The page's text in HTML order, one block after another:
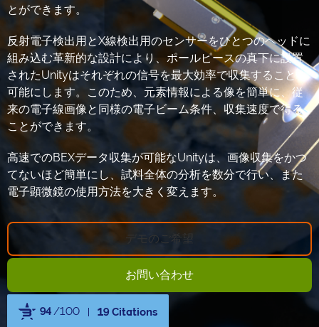
とができます。
反射電子検出用とX線検出用のセンサーをひとつのヘッドに
組み込む革新的な設計により、ポールピースの真下に設置
されたUnityはそれぞれの信号を最大効率で収集することを
可能にします。このため、元素情報による像を簡単に、従
来の電子線画像と同様の電子ビーム条件、収集速度で得る
ことができます。
高速でのBEXデータ収集が可能なUnityは、画像収集をかつ
てないほど簡単にし、試料全体の分析を数分で行い、また
電子顕微鏡の使用方法を大きく変えます。
デモのご希望
お問い合わせ
94/100 19 Citations